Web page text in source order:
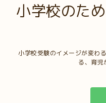
小学校のた
小学校受験のイメージが変わ
る、育児